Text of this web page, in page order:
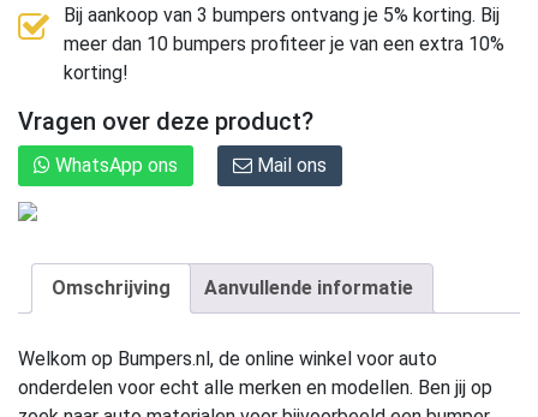
Bij aankoop van 3 bumpers ontvang je 5% korting. Bij
meer dan 10 bumpers profiteer je van een extra 10%
korting!
Vragen over deze product?
WhatsApp ons Mail ons
Omschrijving Aanvullende informatie
Welkom op Bumpers.nl, de online winkel voor auto
onderdelen voor echt alle merken en modellen. Ben jij op